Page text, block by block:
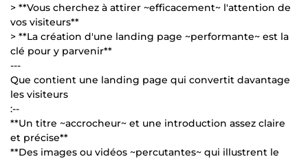
> **Vous cherchez à attirer ~efficacement~ l'attention de
vos visiteurs**
> **La création d'une landing page ~performante~ est la
clé pour y parvenir**
---
Que contient une landing page qui convertit davantage
les visiteurs
:--
**Un titre ~accrocheur~ et une introduction assez claire
et précise**
**Des images ou vidéos ~percutantes~ qui illustrent le